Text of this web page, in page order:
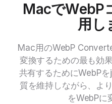
MacでWebP
用し
Mac用のWebP
変換するための最も効
共有するためにWebP
質を維持しながら、よ
をWebPに